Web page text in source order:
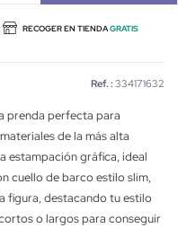
RECOGER EN TIENDAGRATIS
Ref. : 334171632
prenda perfecta para
de la más alta
estampación gráfica, ideal
cuello de barco estilo slim,
figura, destacando tu estilo
o largos para conseguir